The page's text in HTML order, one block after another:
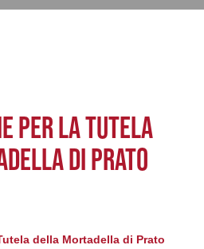
PER LA TUTELA
DI PRATO
della Mortadella di Prato